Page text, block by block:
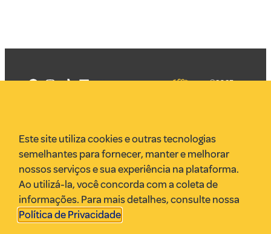
VR Assessoria
Parcerias
Envie uma pauta
Anuncie
©2025
Este site utiliza cookies e outras tecnologias
semelhantes para fornecer, manter e melhorar
nossos serviços e sua experiência na plataforma.
Ao utilizá-la, você concorda com a coleta de
informações. Para mais detalhes, consulte nossa
Política de Privacidade.